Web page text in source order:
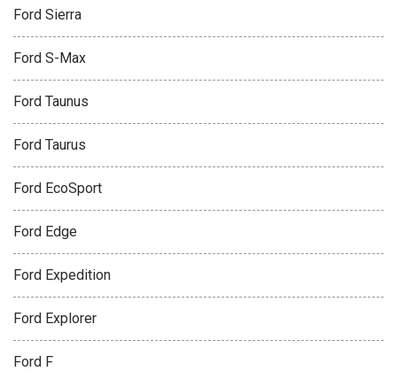
Ford Sierra
Ford S-Max
Ford Taunus
Ford Taurus
Ford EcoSport
Ford Edge
Ford Expedition
Ford Explorer
Ford F